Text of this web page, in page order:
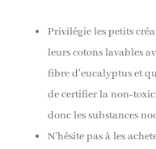
Privilégie les petits
leurs cotons lavables
fibre d’eucalyptus et
de certifier la non-
donc les substances
N’hésite pas à les